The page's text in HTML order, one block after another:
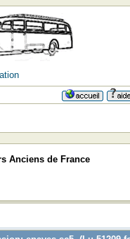
Anciens de France